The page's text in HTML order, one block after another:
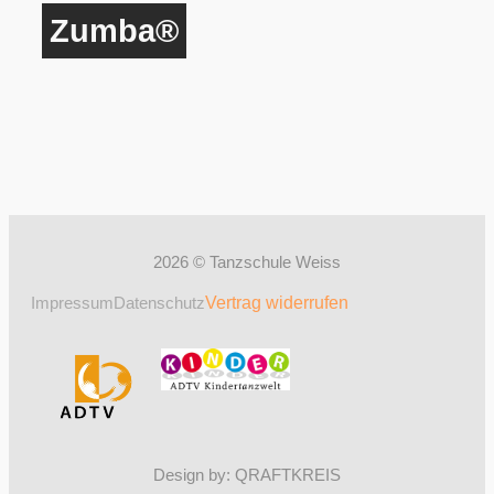
Zumba®
2026 © Tanzschule Weiss
ImpressumDatenschutzVertrag widerrufen
Design by: QRAFTKREIS